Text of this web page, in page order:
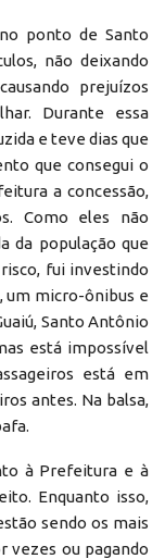
ponto de Santo
não deixando
prejuízos
Durante essa
e teve dias que
que consegui o
a concessão,
Como eles não
da população que
fui investindo
um micro-ônibus e
Santo Antônio
está impossível
está em
antes. Na balsa,
à Prefeitura e à
Enquanto isso,
sendo os mais
vezes ou pagando